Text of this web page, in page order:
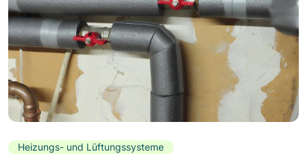
Heizungs- und Lüftungssysteme